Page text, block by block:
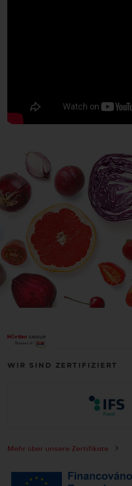
WIR SIND ZERTIFIZIERT
Mehr über unsere Zertifikate